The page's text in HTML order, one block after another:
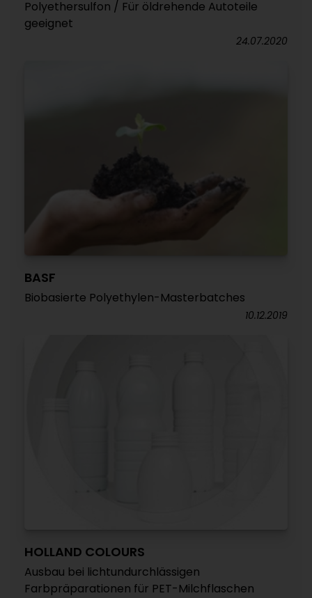
Polyethersulfon / Für öldrehende Autoteile
geeignet
24.07.2020
BASF
Biobasierte Polyethylen-Masterbatches
10.12.2019
HOLLAND COLOURS
Ausbau bei lichtundurchlässigen
Farbpräparationen für PET-Milchflaschen